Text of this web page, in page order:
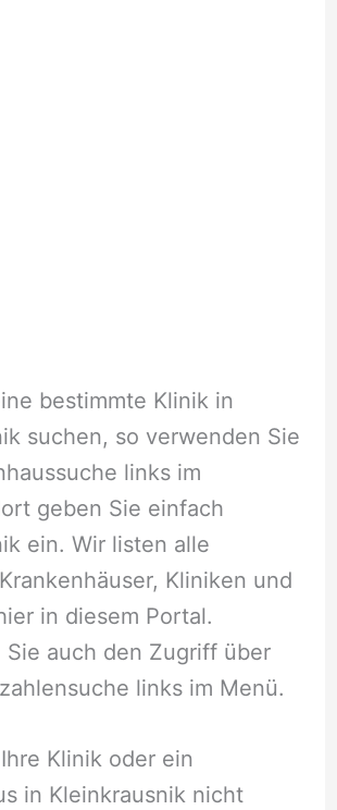
bestimmte Klinik in
suchen, so verwenden Sie
links im
geben Sie einfach
ein. Wir listen alle
Kliniken und
in diesem Portal.
Sie auch den Zugriff über
links im Menü.
Klinik oder ein
in Kleinkrausnik nicht